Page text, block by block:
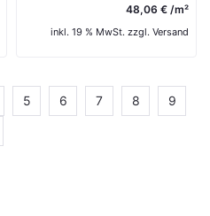
48,06 € /m²
inkl. 19 % MwSt. zzgl. Versand
5 6 7 8
9